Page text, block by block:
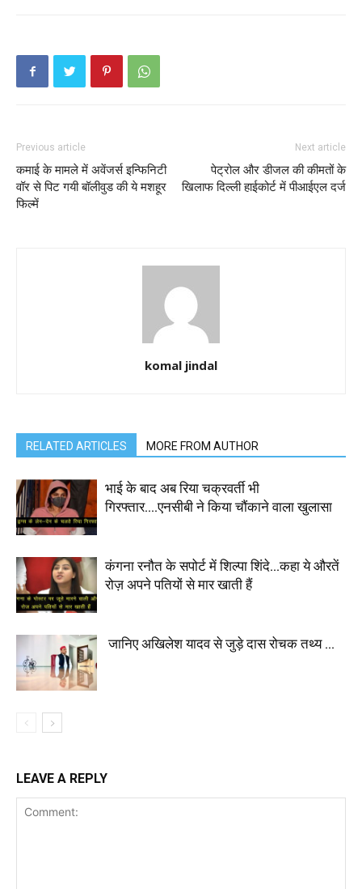
Previous article
कमाई के मामले में अवेंजर्स इन्फिनिटी
वॉर से पिट गयी बॉलीवुड की ये मशहूर
फिल्में
Next article
पेट्रोल और डीजल की कीमतों के
खिलाफ दिल्ली हाईकोर्ट में पीआईएल दर्ज
komal jindal
RELATED ARTICLES MORE FROM AUTHOR
भाई के बाद अब रिया चक्रवर्ती भी
गिरफ्तार….एनसीबी ने किया चौंकाने वाला खुलासा
कंगना रनौत के सपोर्ट में शिल्पा शिंदे…कहा ये औरतें
रोज़ अपने पतियों से मार खाती हैं
जानिए अखिलेश यादव से जुड़े दास रोचक तथ्य …
LEAVE A REPLY